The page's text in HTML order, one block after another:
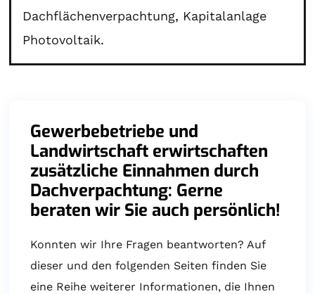
Dachflächenverpachtung, Kapitalanlage
Photovoltaik.
Gewerbebetriebe und
Landwirtschaft erwirtschaften
zusätzliche Einnahmen durch
Dachverpachtung: Gerne
beraten wir Sie auch persönlich!
Konnten wir Ihre Fragen beantworten? Auf
dieser und den folgenden Seiten finden Sie
eine Reihe weiterer Informationen, die Ihnen